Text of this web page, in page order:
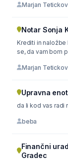
Marjan
Notar Sonja
Krediti in
se, da vam bom
Marjan
Upravna
da li kod vas radi
beba
Finančni
Gradec